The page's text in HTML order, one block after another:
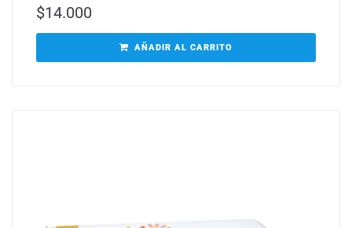
$14.000
AÑADIR AL CARRITO